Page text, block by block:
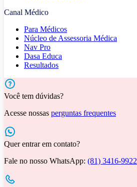
Canal Médico
Para Médicos
Núcleo de Assessoria Médica
Nav Pro
Dasa Educa
Resultados
Você tem dúvidas?
Acesse nossas perguntas frequentes
Quer entrar em contato?
Fale no nosso WhatsApp: (81) 3416-9922